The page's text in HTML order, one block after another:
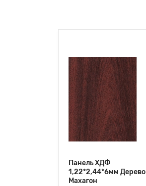
Панель ХДФ
1,22*2,44*6мм Дерево
Махагон